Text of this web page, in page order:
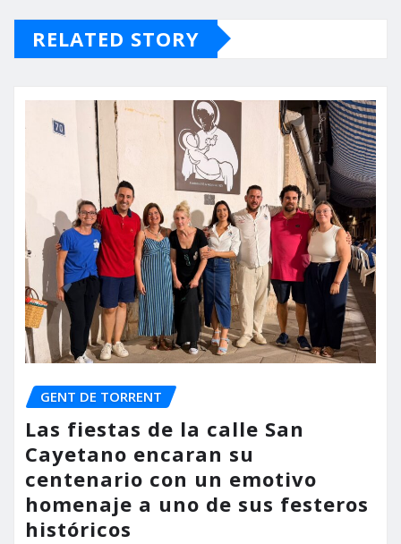
RELATED STORY
GENT DE TORRENT
Las fiestas de la calle San
Cayetano encaran su
centenario con un emotivo
homenaje a uno de sus festeros
históricos